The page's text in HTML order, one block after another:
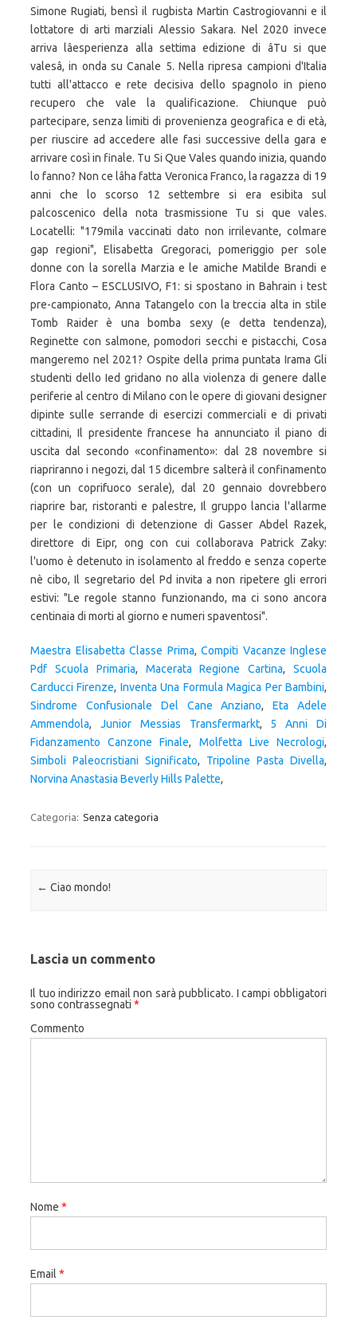
Maestra Elisabetta Classe Prima, Compiti Vacanze Inglese
Pdf Scuola Primaria, Macerata Regione Cartina,Scuola
Carducci Firenze, Inventa Una Formula Magica Per Bambini,
Sindrome Confusionale Del Cane Anziano,Eta Adele
Ammendola, Junior Messias Transfermarkt, 5 Anni Di
Fidanzamento Canzone Finale, Molfetta Live Necrologi,
Simboli Paleocristiani Significato, Tripoline Pasta Divella,
Norvina Anastasia Beverly Hills Palette,
Categoria: Senza categoria
Navigazione articolo
← Ciao mondo!
Lascia un commento
Il tuo indirizzo email non sarà pubblicato. I campi obbligatori
sono contrassegnati *
Commento
Nome *
Email *